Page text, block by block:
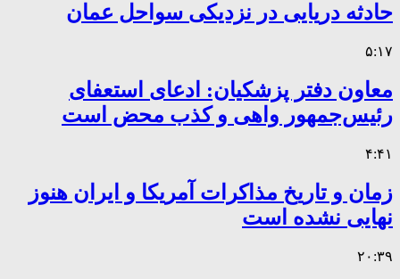
حادثه دریایی در نزدیکی سواحل عمان
۵:۱۷
معاون دفتر پزشکیان: ادعای استعفای
رئیس‌جمهور واهی و کذب محض است
۴:۴۱
زمان و تاریخ مذاکرات آمریکا و ایران هنوز
نهایی نشده است
۲۰:۳۹